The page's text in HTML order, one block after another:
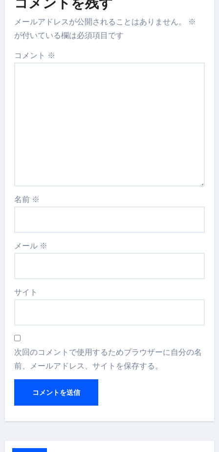
メールアドレスが公開されることはありません。
※
が付いている欄は必須項目です
コメント ※
名前 ※
メール ※
サイト
次回のコメントで使用するためブラウザーに自分の名
前、メールアドレス、サイトを保存する。